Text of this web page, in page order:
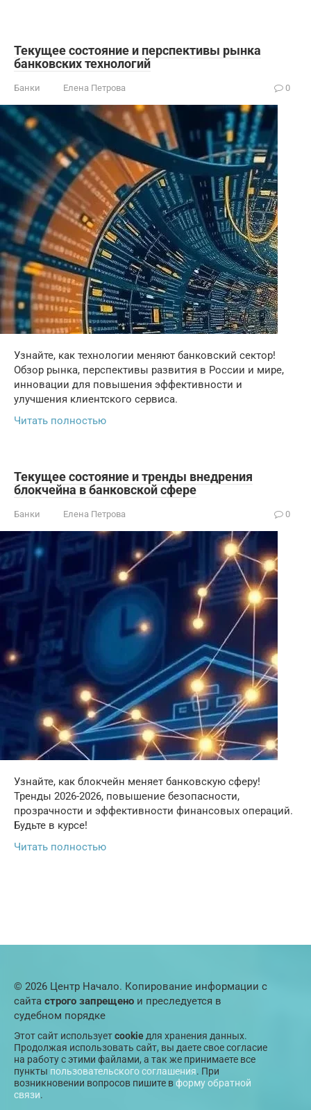
Текущее состояние и перспективы рынка
банковских технологий
Банки Елена Петрова 0
Узнайте, как технологии меняют банковский сектор!
Обзор рынка, перспективы развития в России и мире,
инновации для повышения эффективности и
улучшения клиентского сервиса.
Читать полностью
Текущее состояние и тренды внедрения
блокчейна в банковской сфере
Банки Елена Петрова 0
Узнайте, как блокчейн меняет банковскую сферу!
Тренды 2026-2026, повышение безопасности,
прозрачности и эффективности финансовых операций.
Будьте в курсе!
Читать полностью
© 2026 Центр Начало. Копирование информации с
сайта строго запрещено и преследуется в
судебном порядке
Этот сайт используетcookie для хранения данных.
Продолжая использовать сайт, вы даете свое согласие
на работу с этими файлами, а так же принимаете все
пункты пользовательского соглашения. При
возникновении вопросов пишите вформу обратной
связи.